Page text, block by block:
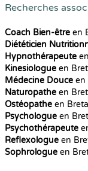
Recherches
Coach Bien-être en
Diététicien
Hypnothérapeute
Kinesiologue en
Médecine Douce en
Naturopathe en
Ostéopathe en
Psychologue en
Psychothérapeute
Reflexologue en
Sophrologue en